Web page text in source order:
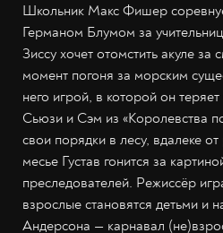
Школьник Макс Фишер
Германом Блумом за
Зиссу хочет отомстить акуле за
момент погоня за морским
него игрой, в которой он
Сьюзи и Сэм из «Королевства
свои порядки в лесу, вдалеке
месье Густав гонится за
преследователей. Режиссёр
взрослые становятся детьми и
Андерсона — карнавал